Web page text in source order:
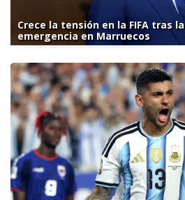
Crece la tensión en la FIFA tras
emergencia en Marruecos